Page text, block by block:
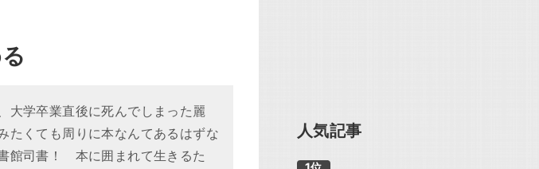
大学卒業直後に死んでしまった麗
たくても周りに本なんてあるはずな
館司書！ 本に囲まれて生きるた
人気記事